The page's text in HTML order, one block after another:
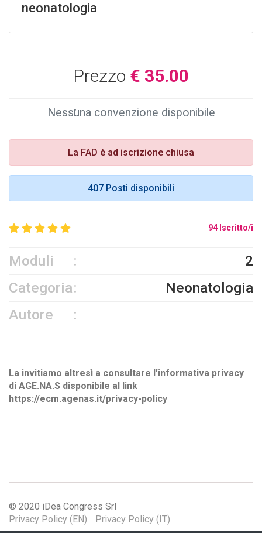
neonatologia
Prezzo € 35.00
Nessuna convenzione disponibile
La FAD è ad iscrizione chiusa
407 Posti disponibili
94 Iscritto/i
Moduli
2
Categoria
Neonatologia
Autore
La invitiamo altresì a consultare l’informativa privacy
di AGE.NA.S disponibile al link
https://ecm.agenas.it/privacy-policy
© 2020 iDea Congress Srl
Privacy Policy (EN)
Privacy Policy (IT)